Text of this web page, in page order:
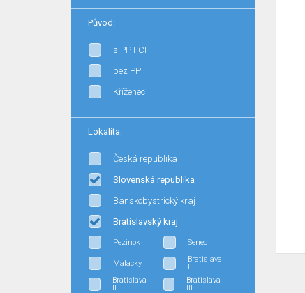
Původ:
s PP FCI
bez PP
Kříženec
Lokalita:
Česká republika
Slovenská republika
Banskobystrický kraj
Bratislavský kraj
Pezinok Senec
Malacky
Bratislava
I
Bratislava
II
Bratislava
III